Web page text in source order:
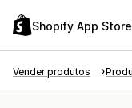
Shopify App Store
Vender produtos